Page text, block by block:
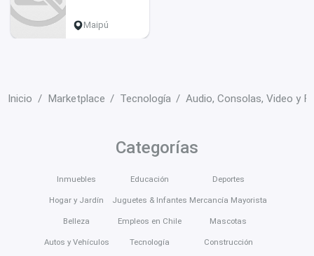
Maipú
Inicio Marketplace Tecnología Audio, Consolas, Video y
Categorías
Inmuebles
Hogar y Jardín
Belleza
Autos y Vehículos
Educación
Juguetes & Infantes
Empleos en Chile
Tecnología
Deportes
Mercancía Mayorista
Mascotas
Construcción